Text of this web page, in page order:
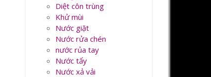
Diệt côn trùng
Khử mùi
Nước giặt
Nước rửa chén
nước rủa tay
Nước tẩy
Nước xả vải